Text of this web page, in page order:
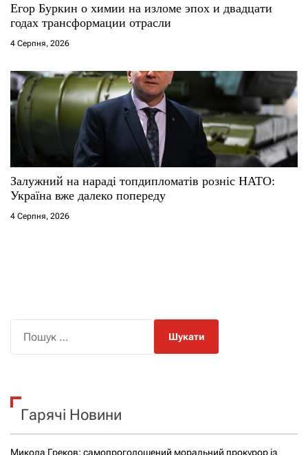
Егор Буркин о химии на изломе эпох и двадцати
годах трансформации отрасли
4 Серпня, 2026
Залужний на нараді топдипломатів розніс НАТО:
Україна вже далеко попереду
4 Серпня, 2026
к
Гарячі Новини
Микола Греков: самопроголошений моральний прокурор із